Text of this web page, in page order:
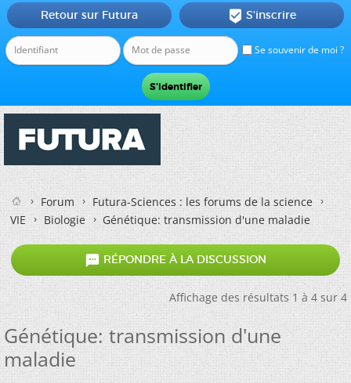
Se souvenir de moi ?
Retour sur Futura  S'inscrire
Forum
Futura-Sciences : les forums de la science
VIE
Biologie Génétique: transmission d'une maladie
 RÉPONDRE À LA DISCUSSION
Affichage des résultats 1 à 4 sur 4
Génétique: transmission d'une
maladie